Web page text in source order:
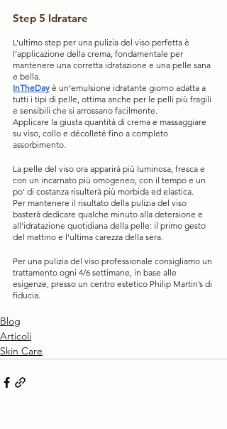
Step 5 Idratare
L’ultimo step per una pulizia del viso perfetta è
l’applicazione della crema, fondamentale per
mantenere una corretta idratazione e una pelle sana
e bella.
InTheDay è un’emulsione idratante giorno adatta a
tutti i tipi di pelle, ottima anche per le pelli più fragili
e sensibili che si arrossano facilmente.
Applicare la giusta quantità di crema e massaggiare
su viso, collo e décolleté fino a completo
assorbimento.
La pelle del viso ora apparirà più luminosa, fresca e
con un incarnato più omogeneo, con il tempo e un
po' di costanza risulterà più morbida ed elastica.
Per mantenere il risultato della pulizia del viso
basterà dedicare qualche minuto alla detersione e
all’idratazione quotidiana della pelle: il primo gesto
del mattino e l’ultima carezza della sera.
Per una pulizia del viso professionale consigliamo un
trattamento ogni 4/6 settimane, in base alle
esigenze, presso un centro estetico Philip Martin’s di
fiducia.
Blog
Articoli
Skin Care